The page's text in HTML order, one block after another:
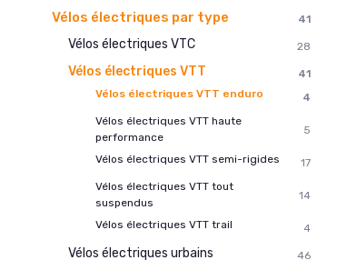
Vélos électriques par type 41
Vélos électriques VTC 28
Vélos électriques VTT
41
Vélos électriques VTT enduro
4
Vélos électriques VTT haute
performance
5
Vélos électriques VTT semi-rigides
17
Vélos électriques VTT tout
suspendus
14
Vélos électriques VTT trail 4
Vélos électriques urbains 46